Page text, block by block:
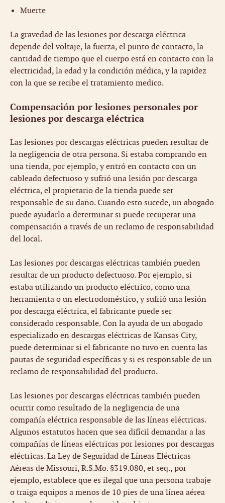
Muerte
La gravedad de las lesiones por descarga eléctrica
depende del voltaje, la fuerza, el punto de contacto, la
cantidad de tiempo que el cuerpo está en contacto con la
electricidad, la edad y la condición médica, y la rapidez
con la que se recibe el tratamiento medico.
Compensación por lesiones personales por
lesiones por descarga eléctrica
Las lesiones por descargas eléctricas pueden resultar de
la negligencia de otra persona. Si estaba comprando en
una tienda, por ejemplo, y entró en contacto con un
cableado defectuoso y sufrió una lesión por descarga
eléctrica, el propietario de la tienda puede ser
responsable de su daño. Cuando esto sucede, un abogado
puede ayudarlo a determinar si puede recuperar una
compensación a través de un reclamo de responsabilidad
del local.
Las lesiones por descargas eléctricas también pueden
resultar de un producto defectuoso. Por ejemplo, si
estaba utilizando un producto eléctrico, como una
herramienta o un electrodoméstico, y sufrió una lesión
por descarga eléctrica, el fabricante puede ser
considerado responsable. Con la ayuda de un abogado
especializado en descargas eléctricas de Kansas City,
puede determinar si el fabricante no tuvo en cuenta las
pautas de seguridad específicas y si es responsable de un
reclamo de responsabilidad del producto.
Las lesiones por descargas eléctricas también pueden
ocurrir como resultado de la negligencia de una
compañía eléctrica responsable de las líneas eléctricas.
Algunos estatutos hacen que sea difícil demandar a las
compañías de líneas eléctricas por lesiones por descargas
eléctricas. La Ley de Seguridad de Líneas Eléctricas
Aéreas de Missouri, R.S.Mo. §319.080, et seq., por
ejemplo, establece que es ilegal que una persona trabaje
o traiga equipos a menos de 10 pies de una línea aérea